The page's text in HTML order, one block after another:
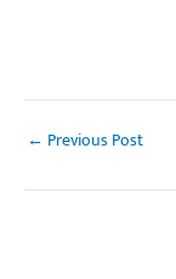
← Previous Post